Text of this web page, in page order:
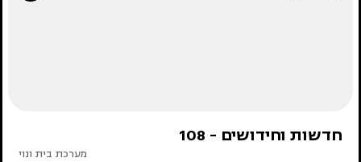
חדשות וחידושים - 108
מערכת בית ונוי